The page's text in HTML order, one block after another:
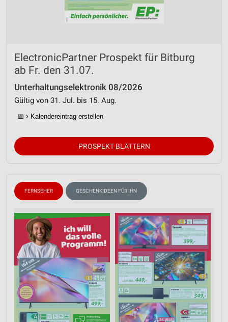
ElectronicPartner Prospekt für Bitburg
ab Fr. den 31.07.
Unterhaltungselektronik 08/2026
Gültig von 31. Jul. bis 15. Aug.
📅 Kalendereintrag erstellen
PROSPEKT BLÄTTERN
FERNSEHER GESCHENKIDEEN FÜR IHN